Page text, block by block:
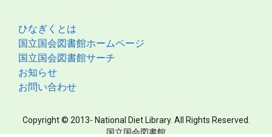
ひなぎくとは
国立国会図書館ホームページ
国立国会図書館サーチ
お知らせ
お問い合わせ
Copyright © 2013- National Diet Library. All Rights Reserved.